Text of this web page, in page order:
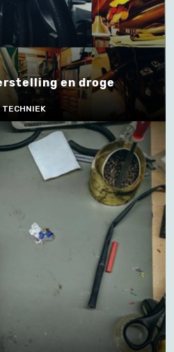
en droge
TECHNIEK